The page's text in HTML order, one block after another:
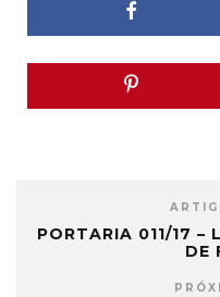
PORTARIA 011/17 –
DE